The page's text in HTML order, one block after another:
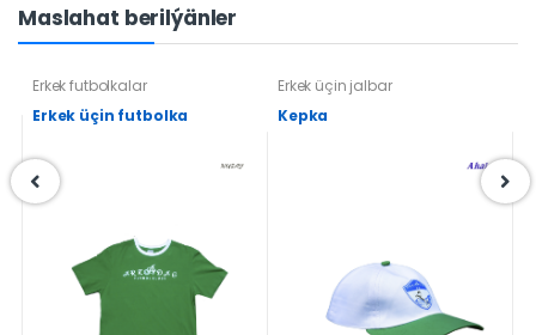
Maslahat berilýänler
Erkek futbolkalar
Erkek üçin futbolka
Erkek üçin jalbar
Kepka